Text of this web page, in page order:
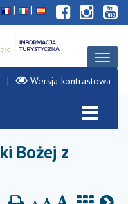
menu
Wersja kontrastowa
Bożej z